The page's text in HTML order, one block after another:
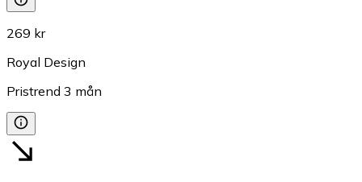
269 kr
Royal Design
Pristrend 3 mån